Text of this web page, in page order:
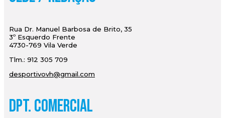
Rua Dr. Manuel Barbosa de Brito, 35
3º Esquerdo Frente
4730-769 Vila Verde
Tlm.: 912 305 709
desportivovh@gmail.com
Dpt. Comercial